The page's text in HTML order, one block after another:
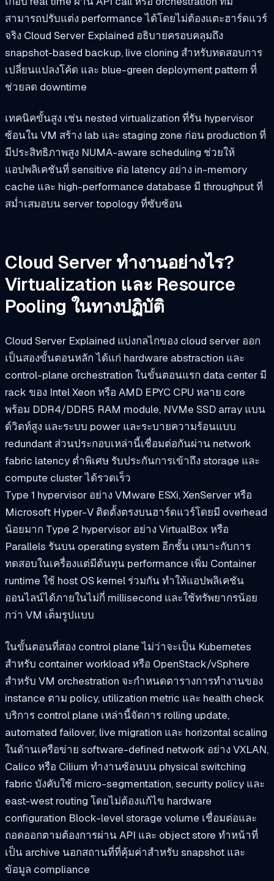
สามารถปรับแต่ง performance ได้โดยไม่ต้องแตะฮาร์ดแวร์
จริง Cloud Server Explained อธิบายครอบคลุมถึง
snapshot-based backup, live cloning สำหรับทดสอบการ
เปลี่ยนแปลงโค้ด และ blue-green deployment pattern ที่
ช่วยลด downtime
เทคนิคขั้นสูง เช่น nested virtualization ที่รัน hypervisor
ซ้อนใน VM สร้าง lab และ staging zone ก่อน production ที่
มีประสิทธิภาพสูง NUMA-aware scheduling ช่วยให้
แอปพลิเคชันที่ sensitive ต่อ latency อย่าง in-memory
cache และ high-performance database มี throughput ที่
สม่ำเสมอบน server topology ที่ซับซ้อน
Cloud Server ทำงานอย่างไร?
Virtualization และ Resource
Pooling ในทางปฏิบัติ
Cloud Server Explained แบ่งกลไกของ cloud server ออก
เป็นสองขั้นตอนหลัก ได้แก่ hardware abstraction และ
control-plane orchestration ในขั้นตอนแรก data center มี
rack ของ Intel Xeon หรือ AMD EPYC CPU หลาย core
พร้อม DDR4/DDR5 RAM module, NVMe SSD array แบน
ด์วิดท์สูง และระบบ power และระบายความร้อนแบบ
redundant ส่วนประกอบเหล่านี้เชื่อมต่อกันผ่าน network
fabric latency ต่ำพิเศษ รับประกันการเข้าถึง storage และ
compute cluster ได้รวดเร็ว
Type 1 hypervisor อย่าง VMware ESXi, XenServer หรือ
Microsoft Hyper-V ติดตั้งตรงบนฮาร์ดแวร์โดยมี overhead
น้อยมาก Type 2 hypervisor อย่าง VirtualBox หรือ
Parallels รันบน operating system อีกชั้น เหมาะกับการ
ทดสอบในเครื่องแต่มีต้นทุน performance เพิ่ม Container
runtime ใช้ host OS kernel ร่วมกัน ทำให้แอปพลิเคชัน
ออนไลน์ได้ภายในไม่กี่ millisecond และใช้ทรัพยากรน้อย
กว่า VM เต็มรูปแบบ
ในขั้นตอนที่สอง control plane ไม่ว่าจะเป็น Kubernetes
สำหรับ container workload หรือ OpenStack/vSphere
สำหรับ VM orchestration จะกำหนดตารางการทำงานของ
instance ตาม policy, utilization metric และ health check
บริการ control plane เหล่านี้จัดการ rolling update,
automated failover, live migration และ horizontal scaling
ในด้านเครือข่าย software-defined network อย่าง VXLAN,
Calico หรือ Cilium ทำงานซ้อนบน physical switching
fabric บังคับใช้ micro-segmentation, security policy และ
east-west routing โดยไม่ต้องแก้ไข hardware
configuration Block-level storage volume เชื่อมต่อและ
ถอดออกตามต้องการผ่าน API และ object store ทำหน้าที่
เป็น archive นอกสถานที่ที่คุ้มค่าสำหรับ snapshot และ
ข้อมูล compliance